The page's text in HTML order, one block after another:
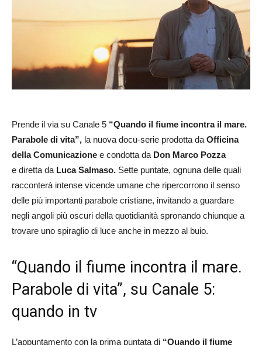
Prende il via su Canale 5 “Quando il fiume incontra il mare.
Parabole di vita”, la nuova docu-serie prodotta da Officina
della Comunicazione e condotta da Don Marco Pozza
e diretta da Luca Salmaso. Sette puntate, ognuna delle quali
racconterà intense vicende umane che ripercorrono il senso
delle più importanti parabole cristiane, invitando a guardare
negli angoli più oscuri della quotidianità spronando chiunque a
trovare uno spiraglio di luce anche in mezzo al buio.
“Quando il fiume incontra il mare.
Parabole di vita”, su Canale 5:
quando in tv
L’appuntamento con la prima puntata di “Quando il fiume